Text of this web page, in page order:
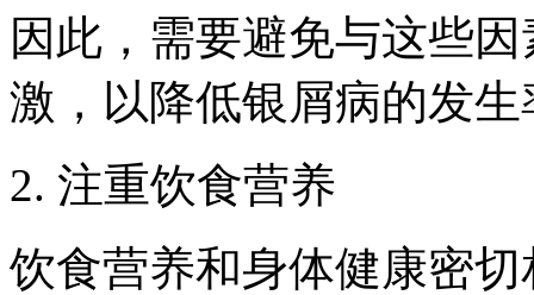
因此，需要避免与这些
激，以降低银屑病的发生
2. 注重饮食营养
饮食营养和身体健康密